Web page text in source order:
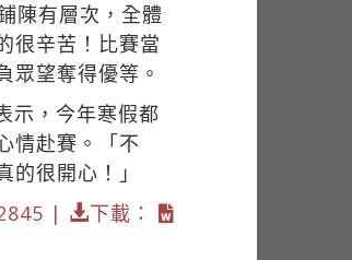
陳有層次，全體
很辛苦！比賽當
眾望奪得優等。
示，今年寒假都
情赴賽。「不
很開心！」
| 下載：